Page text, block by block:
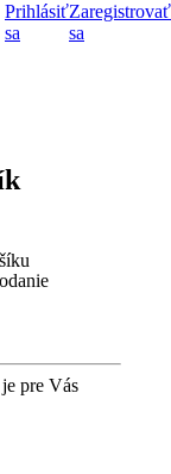
Prihlásiť
sa
Zaregistrovať
sa
cena košíku
pre Vás